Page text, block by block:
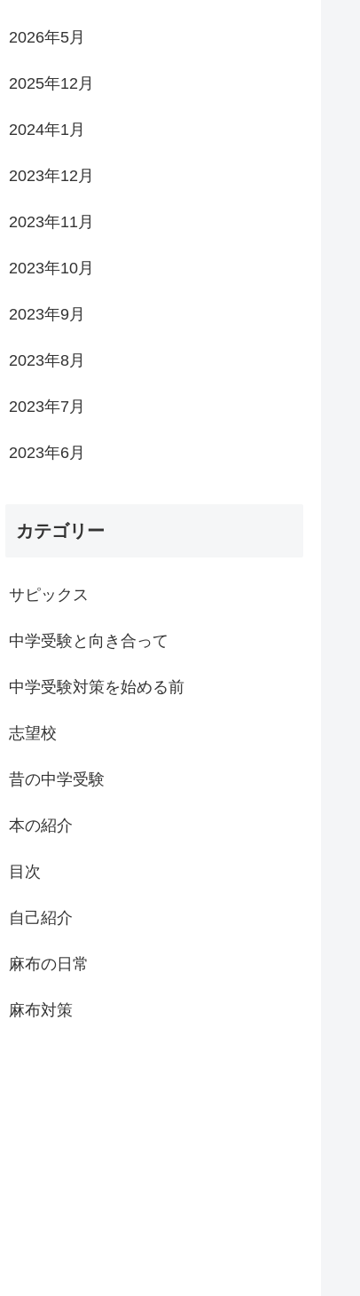
2026年5月
2025年12月
2024年1月
2023年12月
2023年11月
2023年10月
2023年9月
2023年8月
2023年7月
2023年6月
カテゴリー
サピックス
中学受験と向き合って
中学受験対策を始める前
志望校
昔の中学受験
本の紹介
目次
自己紹介
麻布の日常
麻布対策